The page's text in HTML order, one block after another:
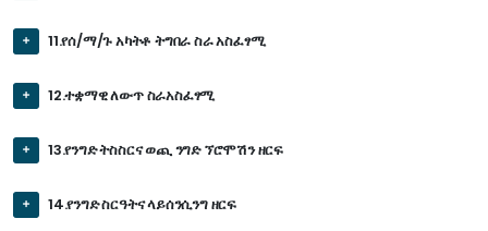
11.የሰ/ማ/ጉ አካትቶ ትግበራ ስራ አስፈፃሚ
12.ተቋማዊ ለውጥ ስራአስፈፃሚ
13.የንግድ ትስስርና ወጪ ንግድ ኘሮሞሽን ዘርፍ
14.የንግድ ስርዓትና ላይሰንሲንግ ዘርፍ